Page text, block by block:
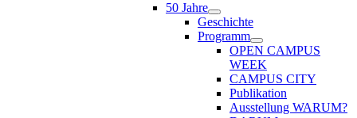
50 Jahre
Geschichte
Programm
OPEN CAMPUS
WEEK
CAMPUS CITY
Publikation
Ausstellung WARUM?